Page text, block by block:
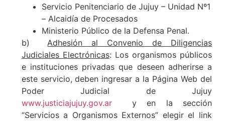
Servicio Penitenciario de Jujuy – Unidad Nº1
– Alcaidía de Procesados
Ministerio Público de la Defensa Penal.
b) Adhesión al Convenio de Diligencias
Judiciales Electrónicas: Los organismos públicos
e instituciones privadas que deseen adherirse a
este servicio, deben ingresar a la Página Web del
Poder Judicial de Jujuy
www.justiciajujuy.gov.ary en la sección
“Servicios a Organismos Externos” elegir el link